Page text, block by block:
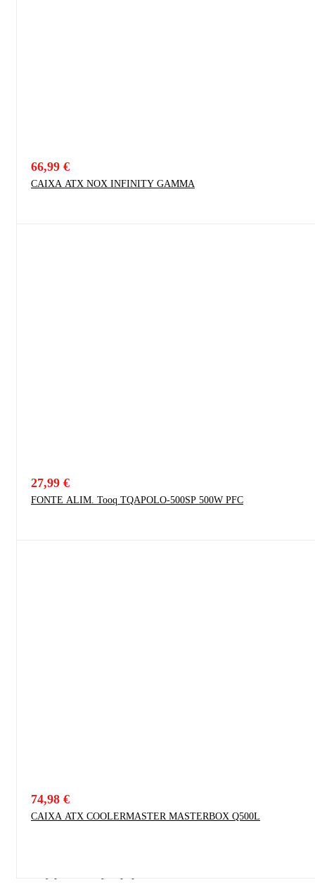
66,99 €
CAIXA ATX NOX INFINITY GAMMA
27,99 €
FONTE ALIM. Tooq TQAPOLO-500SP 500W PFC
74,98 €
CAIXA ATX COOLERMASTER MASTERBOX Q500L